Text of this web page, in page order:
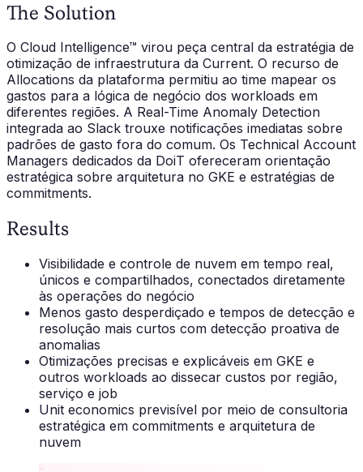
The Solution
O Cloud Intelligence™ virou peça central da estratégia de
otimização de infraestrutura da Current. O recurso de
Allocations da plataforma permitiu ao time mapear os
gastos para a lógica de negócio dos workloads em
diferentes regiões. A Real-Time Anomaly Detection
integrada ao Slack trouxe notificações imediatas sobre
padrões de gasto fora do comum. Os Technical Account
Managers dedicados da DoiT ofereceram orientação
estratégica sobre arquitetura no GKE e estratégias de
commitments.
Results
Visibilidade e controle de nuvem em tempo real,
únicos e compartilhados, conectados diretamente
às operações do negócio
Menos gasto desperdiçado e tempos de detecção e
resolução mais curtos com detecção proativa de
anomalias
Otimizações precisas e explicáveis em GKE e
outros workloads ao dissecar custos por região,
serviço e job
Unit economics previsível por meio de consultoria
estratégica em commitments e arquitetura de
nuvem